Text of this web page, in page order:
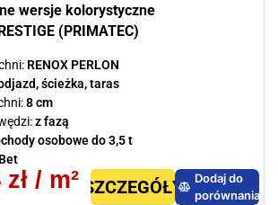
wersje kolorystyczne
(PRIMATEC)
RENOX PERLON
ścieżka, taras
8 cm
z fazą
osobowe do 3,5 t
zł / m² SZCZEGÓŁY
Dodaj do
porównania